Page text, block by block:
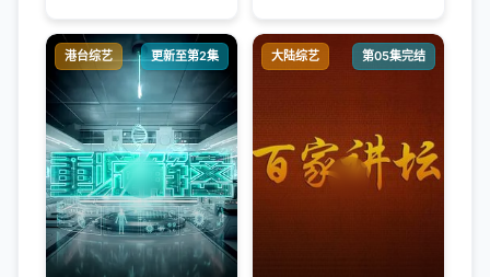
港台综艺 更新至第2集 大陆综艺 第05集完结